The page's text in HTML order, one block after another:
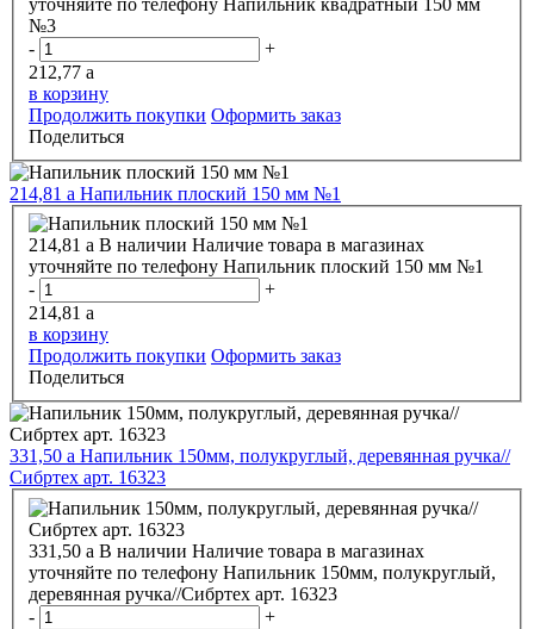
№3
-
+
212,77 a
в корзину
Продолжить покупки Оформить заказ
Поделиться
214,81 a Напильник плоский 150 мм №1
214,81 a В наличии Наличие товара в магазинах
уточняйте по телефону Напильник плоский 150 мм №1
-
+
214,81 a
в корзину
Продолжить покупки Оформить заказ
Поделиться
331,50 a Напильник 150мм, полукруглый, деревянная ручка//
Сибртех арт. 16323
331,50 a В наличии Наличие товара в магазинах
уточняйте по телефону Напильник 150мм, полукруглый,
деревянная ручка//Сибртех арт. 16323
-
+